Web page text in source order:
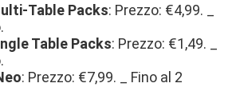
Table Packs: Prezzo: €4,99. _
Table Packs: Prezzo: €1,49. _
: Prezzo: €7,99. _ Fino al 2